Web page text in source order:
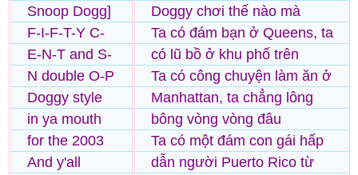
Snoop Dogg]
F-I-F-T-Y C-
E-N-T and S-
N double O-P
Doggy style
in ya mouth
for the 2003
And y'all
Doggy chơi thế nào mà
Ta có đám bạn ở Queens, ta
có lũ bồ ở khu phố trên
Ta có công chuyện làm ăn ở
Manhattan, ta chẳng lông
bông vòng vòng đâu
Ta có một đám con gái hấp
dẫn người Puerto Rico từ